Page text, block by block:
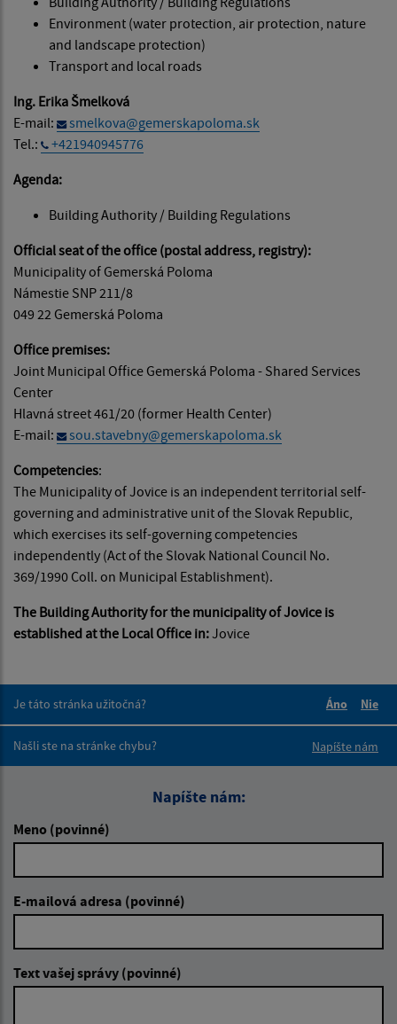
Environment (water protection, air protection, nature
and landscape protection)
Transport and local roads
Ing. Erika Šmelková
E-mail:
smelkova@gemerskapoloma.sk
Tel.:
+421940945776
Agenda:
Building Authority / Building Regulations
Official seat of the office (postal address, registry):
Municipality of Gemerská Poloma
Námestie SNP 211/8
049 22 Gemerská Poloma
Office premises:
Joint Municipal Office Gemerská Poloma - Shared Services
Center
Hlavná street 461/20 (former Health Center)
E-mail:
sou.stavebny@gemerskapoloma.sk
Competencies:
The Municipality of Jovice is an independent territorial self-
governing and administrative unit of the Slovak Republic,
which exercises its self-governing competencies
independently (Act of the Slovak National Council No.
369/1990 Coll. on Municipal Establishment).
The Building Authority for the municipality of Jovice is
established at the Local Office in:Jovice
Je táto stránka užitočná?
Áno
Nie
Našli ste na stránke chybu?
Napíšte nám
Napíšte nám:
Meno (povinné)
E-mailová adresa (povinné)
Text vašej správy (povinné)